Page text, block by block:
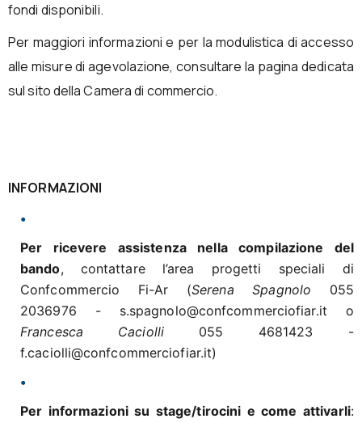
fondi disponibili.
Per maggiori informazioni e per la modulistica di accesso
alle misure di agevolazione, consultare la pagina dedicata
sul sito della Camera di commercio.
INFORMAZIONI
Per ricevere assistenza nella compilazione del
bando, contattare l’area progetti speciali di
Confcommercio Fi-Ar (Serena Spagnolo 055
2036976 - s.spagnolo@confcommerciofiar.it o
Francesca Caciolli 055 4681423 -
f.caciolli@confcommerciofiar.it)
Per informazioni su stage/tirocini e come attivarli: